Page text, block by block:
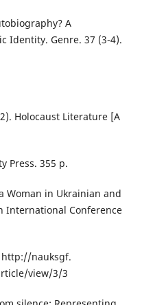
A
Identity. Genre. 37 (3-4).
Holocaust Literature [A
Press. 355 p.
Woman in Ukrainian and
International Conference
http://nauksgf.
view/3/3